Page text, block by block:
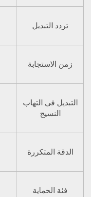
تردد التبديل
زمن الاستجابة
التبديل في التهاب
النسيج
الدقة المتكررة
فئة الحماية